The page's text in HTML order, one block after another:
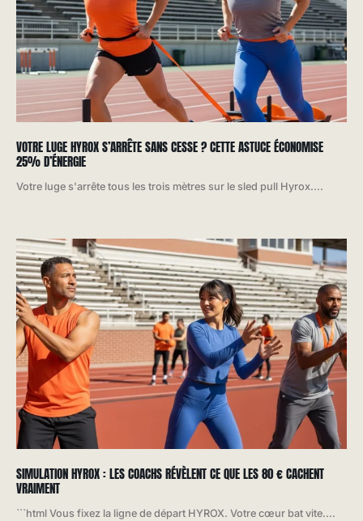
VOTRE LUGE HYROX S’ARRÊTE SANS CESSE ? CETTE ASTUCE ÉCONOMISE
25% D’ÉNERGIE
Votre luge s'arrête tous les trois mètres sur le sled pull Hyrox....
SIMULATION HYROX : LES COACHS RÉVÈLENT CE QUE LES 80 € CACHENT
VRAIMENT
```html Vous fixez la ligne de départ HYROX. Votre cœur bat vite....